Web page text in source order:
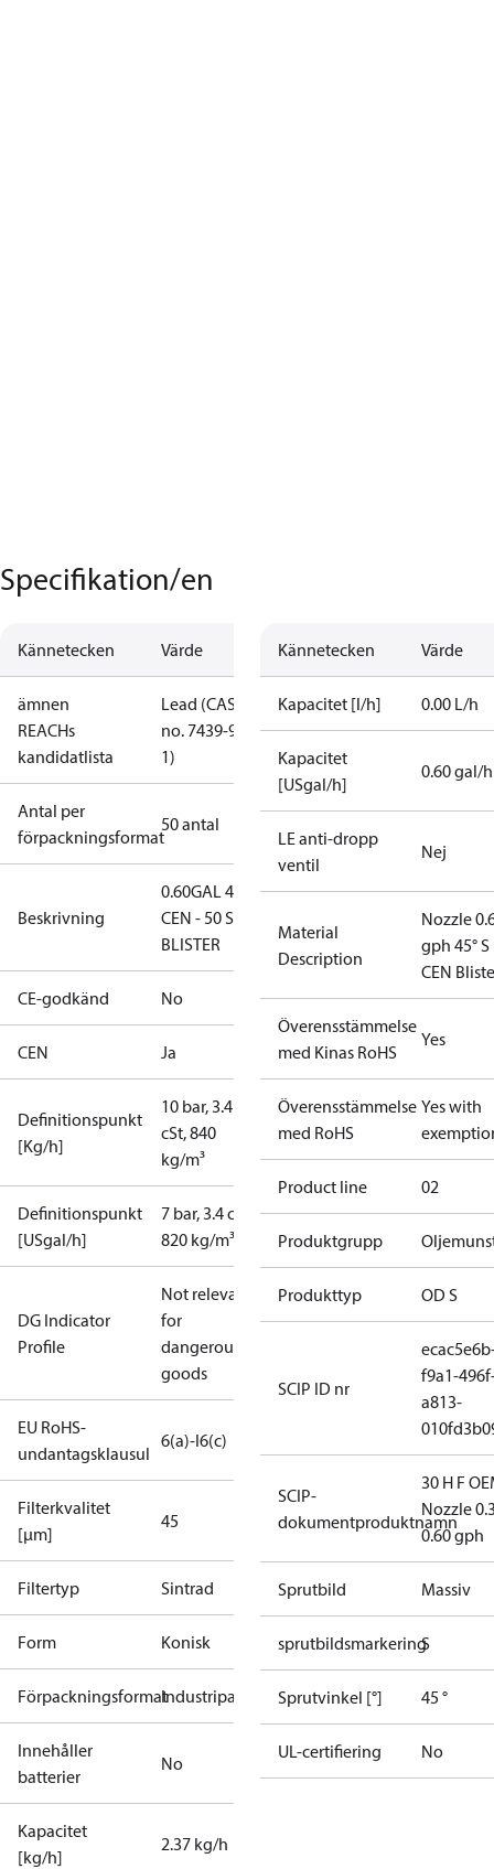
Specifikation/en
Kännetecken Värde
ämnen
REACHs
kandidatlista
Lead (CAS
no. 7439-92-
1)
Antal per
förpackningsformat
50 antal
Beskrivning
0.60GAL 45S
CEN - 50 ST.
BLISTER
CE-godkänd No
CEN Ja
Definitionspunkt
[Kg/h]
10 bar, 3.4
cSt, 840
kg/m³
Definitionspunkt
[USgal/h]
7 bar, 3.4 cSt,
820 kg/m³
DG Indicator
Profile
Not relevant
for
dangerous
goods
EU RoHS-
undantagsklausul
6(a)-I6(c)
Filterkvalitet
[µm]
45
Filtertyp Sintrad
Form Konisk
FörpackningsformatIndustripack
Innehåller
batterier
No
Kapacitet
[kg/h]
2.37 kg/h
Kännetecken Värde
Kapacitet [l/h] 0.00 L/h
Kapacitet
[USgal/h]
0.60 gal/h
LE anti-dropp
ventil
Nej
Material
Description
Nozzle
gph 45° S
CEN
Överensstämmelse
med Kinas RoHS
Yes
Överensstämmelse
med RoHS
Yes with
Product line 02
Produktgrupp
Produkttyp OD S
SCIP ID nr
f9a1-
a813-
SCIP-
dokumentproduktnamn
30 H F
Nozzle
0.60 gph
Sprutbild Massiv
sprutbildsmarkeringS
Sprutvinkel [°] 45 °
UL-certifiering No